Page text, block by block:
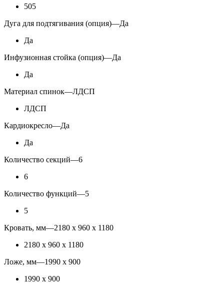
505
Дуга для подтягивания (опция)—Да
Да
Инфузионная стойка (опция)—Да
Да
Материал спинок—ЛДСП
ЛДСП
Кардиокресло—Да
Да
Количество секций—6
6
Количество функций—5
5
Кровать, мм—2180 х 960 х 1180
2180 х 960 х 1180
Ложе, мм—1990 x 900
1990 x 900